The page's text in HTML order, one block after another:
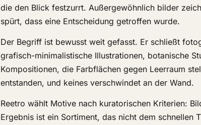
die den Blick festzurrt. Außergewöhnlich bilder
spürt, dass eine Entscheidung getroffen wurde.
Der Begriff ist bewusst weit gefasst. Er schließt
grafisch-minimalistische Illustrationen, botanische
Kompositionen, die Farbflächen gegen Leerraum
entstanden, und keines verschwindet an der Wand.
Reetro wählt Motive nach kuratorischen Kriterien:
Ergebnis ist ein Sortiment, das nicht dem schnellen